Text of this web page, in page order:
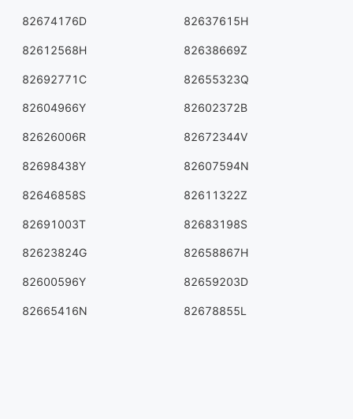
82674176D 82637615H
82612568H 82638669Z
82692771C 82655323Q
82604966Y 82602372B
82626006R 82672344V
82698438Y 82607594N
82646858S 82611322Z
82691003T 82683198S
82623824G 82658867H
82600596Y 82659203D
82665416N 82678855L